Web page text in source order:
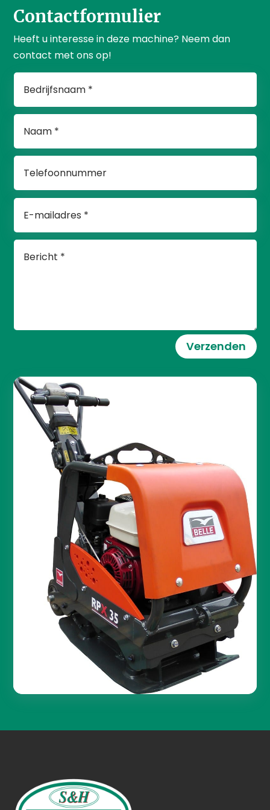
Contactformulier
Heeft u interesse in deze machine? Neem dan
contact met ons op!
Verzenden